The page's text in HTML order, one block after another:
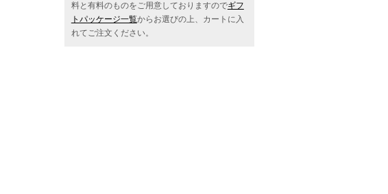
料と有料のものをご用意しておりますのでギフ
トパッケージ一覧からお選びの上、カートに入
れてご注文ください。